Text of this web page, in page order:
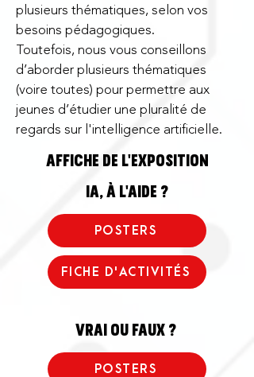
plusieurs thématiques, selon vos
besoins pédagogiques.
Toutefois, nous vous conseillons
d’aborder plusieurs thématiques
(voire toutes) pour permettre aux
jeunes d’étudier une pluralité de
regards sur l'intelligence artificielle.
AFFICHE DE L'EXPOSITION
IA, à l'aide ?
POSTERS
FICHE D'ACTIVITÉS
vrai ou faux ?
POSTERS